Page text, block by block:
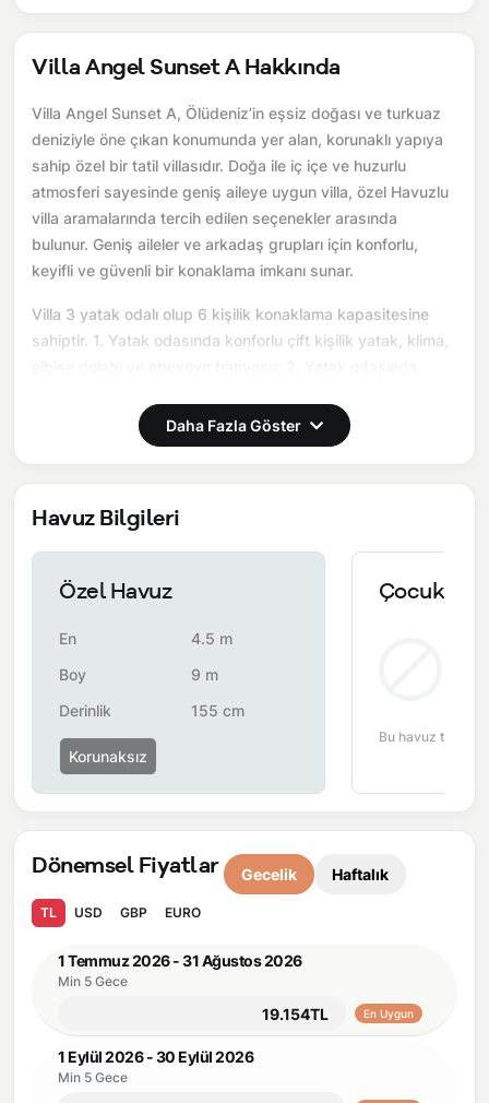
Villa Angel Sunset A Hakkında
Villa Angel Sunset A, Ölüdeniz’in eşsiz doğası ve turkuaz
deniziyle öne çıkan konumunda yer alan, korunaklı yapıya
sahip özel bir tatil villasıdır. Doğa ile iç içe ve huzurlu
atmosferi sayesinde geniş aileye uygun villa, özel Havuzlu
villa aramalarında tercih edilen seçenekler arasında
bulunur. Geniş aileler ve arkadaş grupları için konforlu,
keyifli ve güvenli bir konaklama imkanı sunar.
Villa 3 yatak odalı olup 6 kişilik konaklama kapasitesine
sahiptir. 1. Yatak odasında konforlu çift kişilik yatak, klima,
banyosu; 3. Yatak odasında ise iki adet tek kişilik yatak,
klima, elbise dolabı ve ebeveyn banyosu bulunmaktadır.
buzdolabı, ocak, fırın, bulaşık makinesi, yemek takımları ve
ihtiyaç duyulan tüm temel mutfak ekipmanları eksiksiz
şekilde sunulmaktadır.
anı yaşarsınız.
Önemli Bilgiler:
dönemsel olarak altyapı çalışmaları yapılabilmektedir. Bu
çalışma nedeniyle yol çalışması, elektrik ve su kesintileri
yaşanabilmektedir.
Daha Fazla Göster
Havuz Bilgileri
Özel Havuz
En
4.5 m
Boy
9 m
Derinlik
155 cm
Korunaksız
Çocuk
Bu havuz tipi bu
Dönemsel Fiyatlar Gecelik Haftalık
TL USD GBP EURO
1 Temmuz 2026 - 31 Ağustos 2026
Min 5 Gece
19.154TL En Uygun
1 Eylül 2026 - 30 Eylül 2026
Min 5 Gece